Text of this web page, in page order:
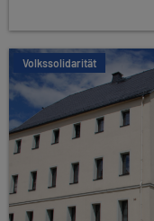
Volkssolidarität